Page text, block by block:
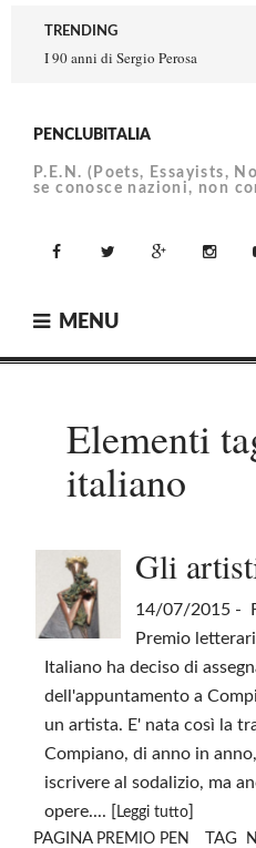
content
TRENDING
I 90 anni di Sergio Perosa
PENCLUBITALIA
P.E.N. (Poets, Essayists,
se conosce nazioni, non
Twitter Google+
MENU
Elementi
italiano
Gli
14/07/2015 -
Premio
Italiano ha deciso di
dell'appuntamento a
un artista. E' nata così la
Compiano, di anno in
iscrivere al sodalizio, ma
opere.... [ Leggi tutto]
PAGINA PREMIO PEN TAG